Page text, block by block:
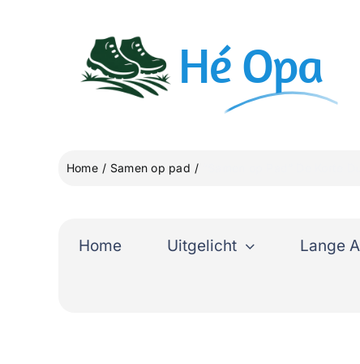
Hé Opa
Home Samen op pad
Home Uitgelicht Lange